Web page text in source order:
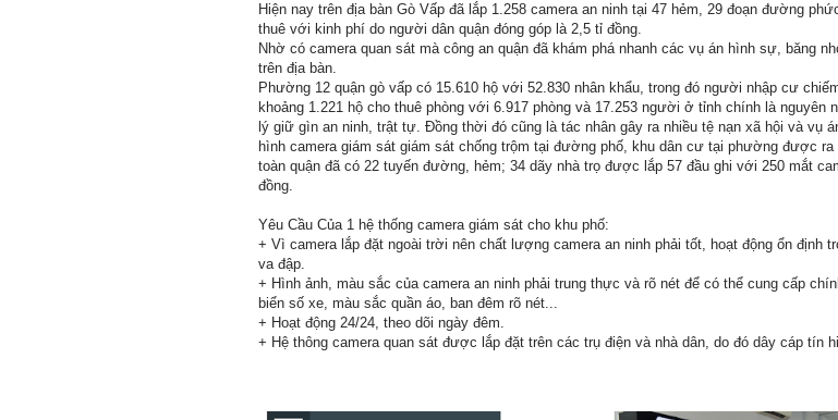
Hiện nay trên địa bàn Gò Vấp đã lắp 1.258 camera an ninh tại 47 hẻm, 29 đoạn đường
thuê với kinh phí do người dân quận đóng góp là 2,5 tỉ đồng.
Nhờ có camera quan sát mà công an quận đã khám phá nhanh các vụ án hình sự, băng
trên địa bàn.
Phường 12 quận gò vấp có 15.610 hộ với 52.830 nhân khẩu, trong đó người nhập cư
khoảng 1.221 hộ cho thuê phòng với 6.917 phòng và 17.253 người ở tỉnh chính là nguyên
lý giữ gìn an ninh, trật tự. Đồng thời đó cũng là tác nhân gây ra nhiều tệ nạn xã hội và vụ
hình camera giám sát giám sát chống trộm tại đường phố, khu dân cư tại phường được
toàn quận đã có 22 tuyến đường, hẻm; 34 dãy nhà trọ được lắp 57 đầu ghi với 250 mắt
đồng.
Yêu Cầu Của 1 hệ thống camera giám sát cho khu phố:
+ Vì camera lắp đặt ngoài trời nên chất lượng camera an ninh phải tốt, hoạt động ổn định
va đập.
+ Hình ảnh, màu sắc của camera an ninh phải trung thực và rõ nét để có thể cung cấp
biển số xe, màu sắc quần áo, ban đêm rõ nét...
+ Hoạt động 24/24, theo dõi ngày đêm.
+ Hệ thông camera quan sát được lắp đặt trên các trụ điện và nhà dân, do đó dây cáp tín